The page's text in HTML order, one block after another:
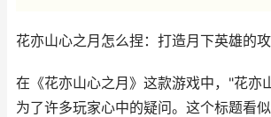
花亦山心之月怎么捏：打造月下英雄的
在《花亦山心之月》这款游戏中，"花亦
为了许多玩家心中的疑问。这个标题看